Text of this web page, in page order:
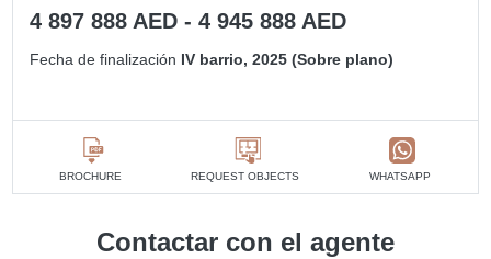
4 897 888 AED - 4 945 888 AED
Fecha de finalización IV barrio, 2025 (Sobre plano)
BROCHURE REQUEST OBJECTS WHATSAPP
Contactar con el agente